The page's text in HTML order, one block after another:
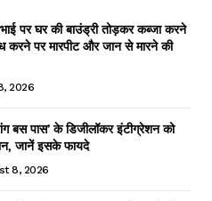
पर घर की बाउंड्री तोड़कर कब्जा करने
करने पर मारपीट और जान से मारने की
2026
बस पास’ के डिजीलॉकर इंटीग्रेशन को
जानें इसके फायदे
8, 2026